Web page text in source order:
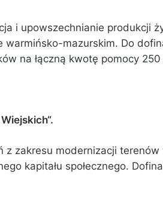
i upowszechnianie produkcji
mazurskim. Do
na łączną kwotę pomocy 250
z zakresu modernizacji
kapitału społecznego.